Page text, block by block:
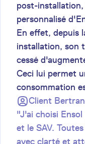
post-
personnalisé
En effet, depuis
installation, son
cessé
Ceci lui permet
consommation
Client
"J'ai choisi
et le SAV.
avec clarté et